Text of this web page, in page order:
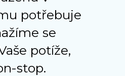
potřebuje
se
potíže,
stop.